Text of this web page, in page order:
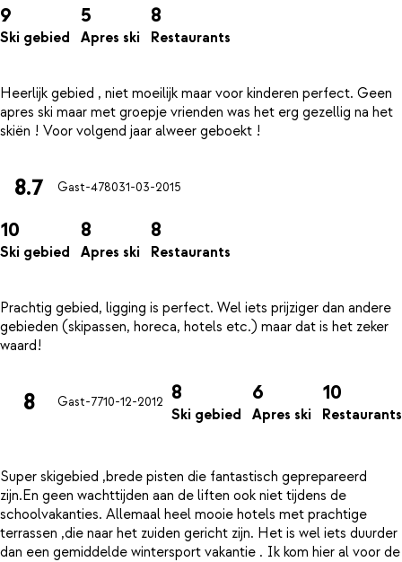
9
Ski gebied
5
Apres ski
8
Restaurants
Heerlijk gebied , niet moeilijk maar voor kinderen perfect. Geen
apres ski maar met groepje vrienden was het erg gezellig na het
8.7 Gast-478031-03-2015
10
Ski gebied
8
Apres ski
8
Restaurants
Prachtig gebied, ligging is perfect. Wel iets prijziger dan andere
gebieden (skipassen, horeca, hotels etc.) maar dat is het zeker
8 Gast-7710-12-2012 8
Ski gebied
6
Apres ski
10
Restaurants
Super skigebied ,brede pisten die fantastisch geprepareerd
zijn.En geen wachttijden aan de liften ook niet tijdens de
schoolvakanties. Allemaal heel mooie hotels met prachtige
terrassen ,die naar het zuiden gericht zijn. Het is wel iets duurder
dan een gemiddelde wintersport vakantie . Ik kom hier al voor de